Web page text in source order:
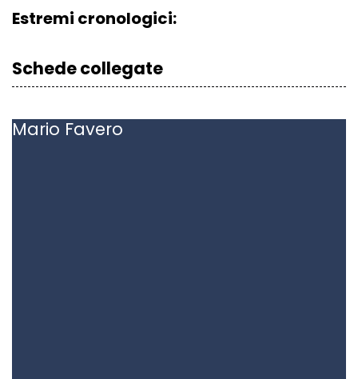
Estremi cronologici:
Schede collegate
Mario Favero